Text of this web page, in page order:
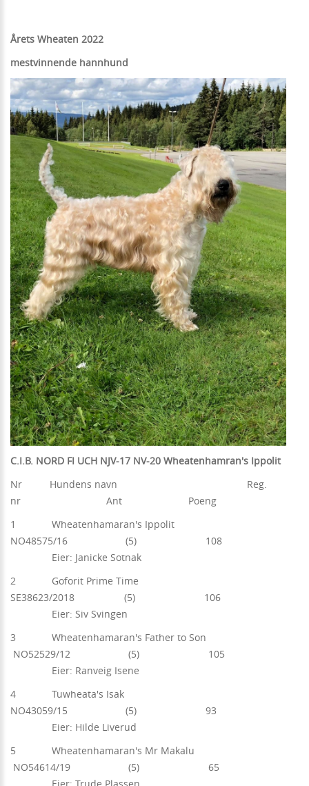
Årets Wheaten 2022
mestvinnende hannhund
C.I.B. NORD FI UCH NJV-17 NV-20 Wheatenhamran's Ippolit
Nr Hundens navn Reg.
nr Ant Poeng
1 Wheatenhamaran's Ippolit
NO48575/16 (5) 108
Eier: Janicke Sotnak
2 Goforit Prime Time
SE38623/2018 (5) 106
Eier: Siv Svingen
3 Wheatenhamaran's Father to Son
NO52529/12 (5) 105
Eier: Ranveig Isene
4 Tuwheata's Isak
NO43059/15 (5) 93
Eier: Hilde Liverud
5 Wheatenhamaran's Mr Makalu
NO54614/19 (5) 65